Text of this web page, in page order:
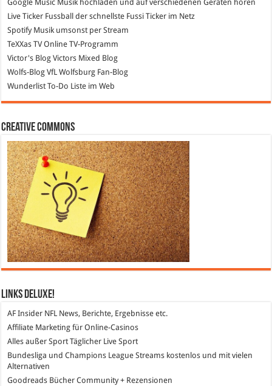
Google Music Musik hochladen und auf verschiedenen Geräten hören
Live Ticker Fussball der schnellste Fussi Ticker im Netz
SpotifyMusik umsonst per Stream
TeXXas TVOnline TV-Programm
Victor's Blog Victors Mixed Blog
Wolfs-Blog VfL Wolfsburg Fan-Blog
Wunderlist To-Do Liste im Web
Creative Commons
Links DeLuXe!
AF Insider NFL News, Berichte, Ergebnisse etc.
Affiliate Marketing für Online-Casinos
Alles außer SportTäglicher Live Sport
Bundesliga und Champions League Streams kostenlos und mit vielen
Alternativen
Goodreads Bücher Community + Rezensionen